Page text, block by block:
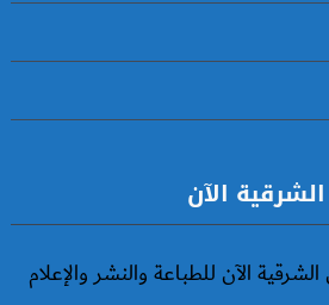
الآن
الآن للطباعة والنشر والإعلام